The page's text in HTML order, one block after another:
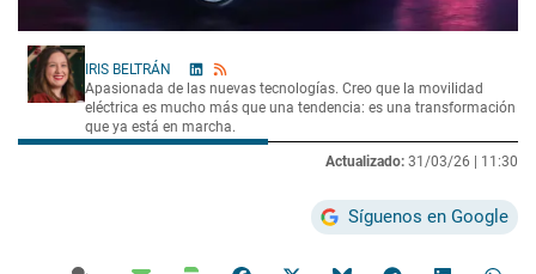
IRIS BELTRÁN
Apasionada de las nuevas tecnologías. Creo que la movilidad
eléctrica es mucho más que una tendencia: es una transformación
que ya está en marcha.
Actualizado: 31/03/26 | 11:30
Síguenos en Google